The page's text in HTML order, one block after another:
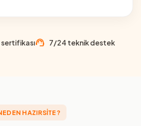
7/24 teknik destek
HAZIRSİTE?